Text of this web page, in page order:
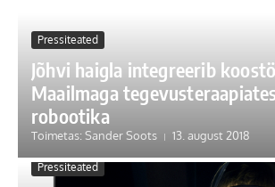
Pressiteated
Jõhvi haigla integreerib
Maailmaga
robootika
Toimetas: Sander Soots 13. august 2018
Pressiteated